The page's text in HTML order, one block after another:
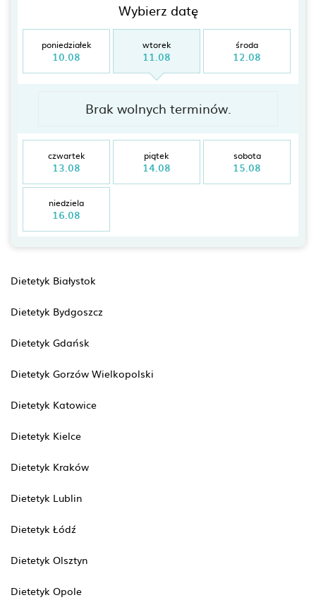
Wybierz datę
poniedziałek
10.08
wtorek
11.08
Brak wolnych terminów.
środa
12.08
czwartek
13.08
piątek
14.08
sobota
15.08
niedziela
16.08
Dietetyk Białystok
Dietetyk Bydgoszcz
Dietetyk Gdańsk
Dietetyk Gorzów Wielkopolski
Dietetyk Katowice
Dietetyk Kielce
Dietetyk Kraków
Dietetyk Lublin
Dietetyk Łódź
Dietetyk Olsztyn
Dietetyk Opole